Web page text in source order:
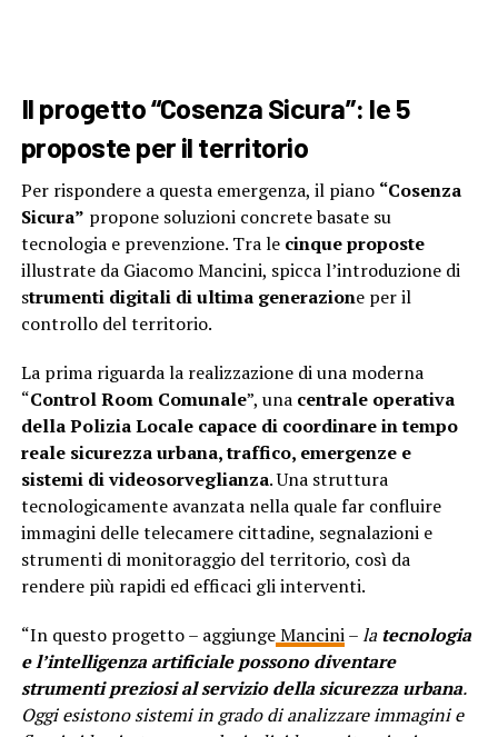
Il progetto “Cosenza Sicura”: le 5
proposte per il territorio
Per rispondere a questa emergenza, il piano “Cosenza
Sicura” propone soluzioni concrete basate su
tecnologia e prevenzione. Tra le cinque proposte
illustrate da Giacomo Mancini, spicca l’introduzione di
strumenti digitali di ultima generazione per il
controllo del territorio.
La prima riguarda la realizzazione di una moderna
“Control Room Comunale”, una centrale operativa
della Polizia Locale capace di coordinare in tempo
reale sicurezza urbana, traffico, emergenze e
sistemi di videosorveglianza. Una struttura
tecnologicamente avanzata nella quale far confluire
immagini delle telecamere cittadine, segnalazioni e
strumenti di monitoraggio del territorio, così da
rendere più rapidi ed efficaci gli interventi.
“In questo progetto – aggiungeMancini–latecnologia
e l’intelligenza artificiale possono diventare
strumenti preziosi al servizio della sicurezza urbana.
Oggi esistono sistemi in grado di analizzare immagini e